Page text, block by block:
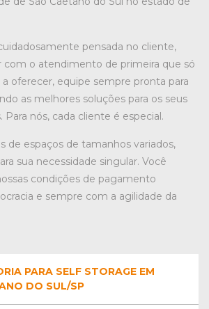
pensada no cliente,
com o atendimento de primeira que só
oferecer, equipe sempre pronta para
as melhores soluções para os seus
Para nós, cada cliente é especial.
de espaços de tamanhos variados,
sua necessidade singular. Você
condições de pagamento
e sempre com a agilidade da
PARA SELF STORAGE EM
DO SUL/SP